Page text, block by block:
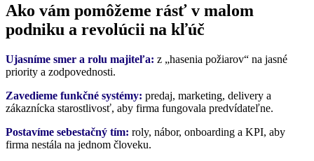
Ako vám pomôžeme rásť v malom
podniku a revolúcii na kľúč
Ujasníme smer a rolu majiteľa: z „hasenia požiarov“ na jasné
priority a zodpovednosti.
Zavedieme funkčné systémy: predaj, marketing, delivery a
zákaznícka starostlivosť, aby firma fungovala predvídateľne.
Postavíme sebestačný tím: roly, nábor, onboarding a KPI, aby
firma nestála na jednom človeku.